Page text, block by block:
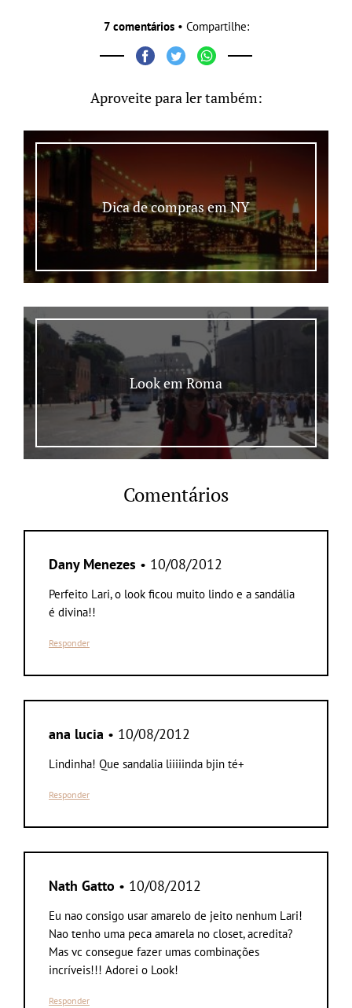
7 comentários• Compartilhe:
Aproveite para ler também:
Dica de compras em NY
Look em Roma
Comentários
Dany Menezes • 10/08/2012
Perfeito Lari, o look ficou muito lindo e a sandália
é divina!!
Responder
ana lucia • 10/08/2012
Lindinha! Que sandalia liiiiinda bjin té+
Responder
Nath Gatto • 10/08/2012
Eu nao consigo usar amarelo de jeito nenhum Lari!
Nao tenho uma peca amarela no closet, acredita?
Mas vc consegue fazer umas combinações
incríveis!!! Adorei o Look!
Responder